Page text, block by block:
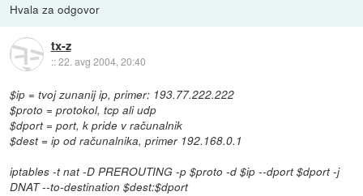
Hvala za odgovor
tx-z
::22. avg 2004, 20:40
$ip = tvoj zunanij ip, primer: 193.77.222.222
$proto = protokol, tcp ali udp
$dport = port, k pride v računalnik
$dest = ip od računalnika, primer 192.168.0.1
iptables -t nat -D PREROUTING -p $proto -d $ip --dport $dport -j
DNAT --to-destination $dest:$dport